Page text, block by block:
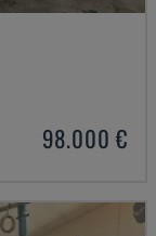
98.000 €